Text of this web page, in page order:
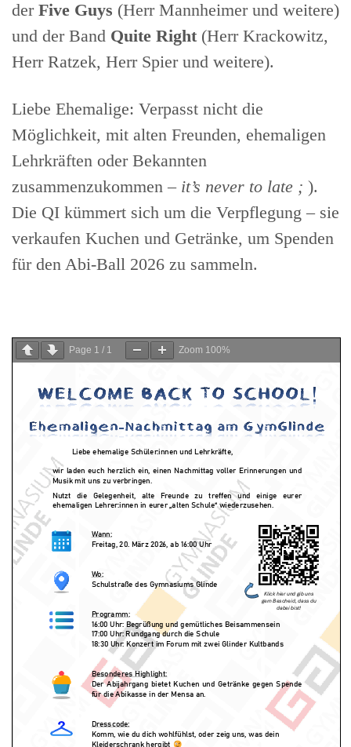
der Five Guys (Herr Mannheimer und weitere)
und der Band Quite Right (Herr Krackowitz,
Herr Ratzek, Herr Spier und weitere).
Liebe Ehemalige: Verpasst nicht die
Möglichkeit, mit alten Freunden, ehemaligen
Lehrkräften oder Bekannten
zusammenzukommen – it’s never to late ; ).
Die QI kümmert sich um die Verpflegung – sie
verkaufen Kuchen und Getränke, um Spenden
für den Abi-Ball 2026 zu sammeln.
Page 1 / 1 Zoom 100%